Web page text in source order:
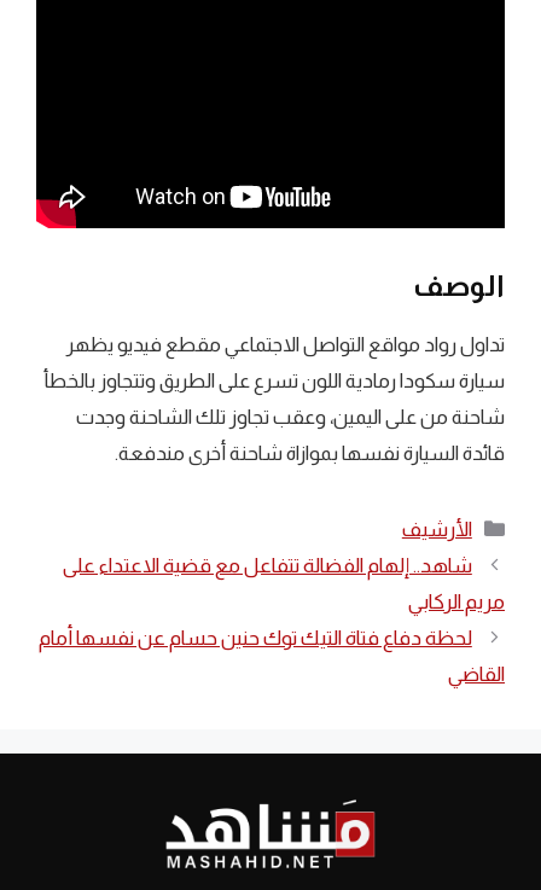
الوصف
تداول رواد مواقع التواصل الاجتماعي مقطع فيديو يظهر
سيارة سكودا رمادية اللون تسرع على الطريق وتتجاوز بالخطأ
شاحنة من على اليمين، وعقب تجاوز تلك الشاحنة وجدت
قائدة السيارة نفسها بموازاة شاحنة أخرى مندفعة.
التصنيفات
الأرشيف
شاهد.. إلهام الفضالة تتفاعل مع قضية الاعتداء على
مريم الركابي
لحظة دفاع فتاة التيك توك حنين حسام عن نفسها أمام
القاضي